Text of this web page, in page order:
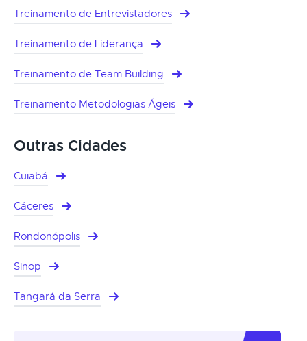
Treinamento de Entrevistadores
Treinamento de Liderança
Treinamento de Team Building
Treinamento Metodologias Ágeis
Outras Cidades
Cuiabá
Cáceres
Rondonópolis
Sinop
Tangará da Serra